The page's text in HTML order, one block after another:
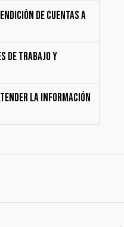
DE CUENTAS A
DE TRABAJO Y
LA INFORMACIÓN